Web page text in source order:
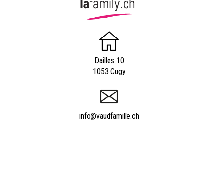
Dailles 10
1053 Cugy
info@vaudfamille.ch